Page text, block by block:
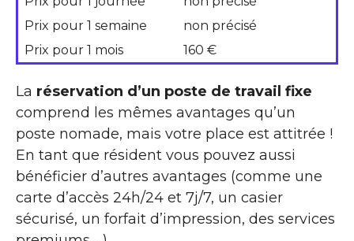
Prix pour 1 semaine
non précisé
Prix pour 1 mois
160 €
La réservation d’un poste de travail fixe
comprend les mêmes avantages qu’un
poste nomade, mais votre place est attitrée !
En tant que résident vous pouvez aussi
bénéficier d’autres avantages (comme une
carte d’accès 24h/24 et 7j/7, un casier
sécurisé, un forfait d’impression, des services